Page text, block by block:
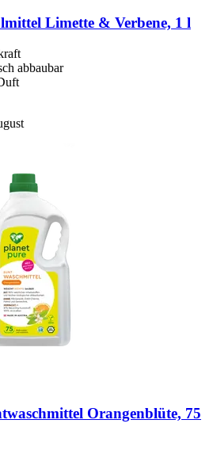
Limette & Verbene, 1 l
abbaubar
Orangenblüte, 75